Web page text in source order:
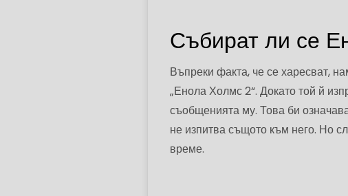
Събират ли се
Въпреки факта, че се харесват,
„Енола Холмс 2“. Докато той й
съобщенията му. Това би
не изпитва същото към него. Но
време.